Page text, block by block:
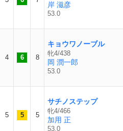
岸 滋彦
53.0
4 6 8
キョウワノーブル
牝4/438
岡 潤一郎
53.0
5 5 5
サチノステップ
牝4/466
加用 正
53.0